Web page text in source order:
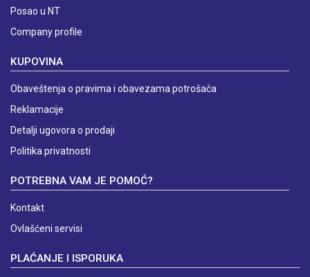
Posao u NT
Company profile
KUPOVINA
Obaveštenja o pravima i obavezama potrošača
Reklamacije
Detalji ugovora o prodaji
Politika privatnosti
POTREBNA VAM JE POMOĆ?
Kontakt
Ovlašćeni servisi
PLAĆANJE I ISPORUKA